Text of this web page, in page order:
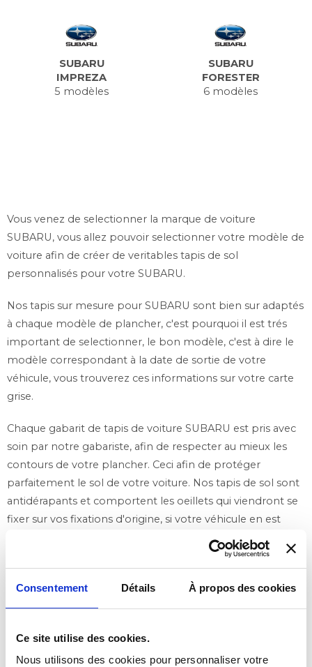
Consentement Détails À propos des cookies
Ce site utilise des cookies.
Nous utilisons des cookies pour personnaliser votre
SUBARU
IMPREZA
5 modèles
SUBARU
FORESTER
6 modèles
Vous venez de selectionner la marque de voiture
SUBARU, vous allez pouvoir selectionner votre modèle de
voiture afin de créer de veritables tapis de sol
personnalisés pour votre SUBARU.
Nos tapis sur mesure pour SUBARU sont bien sur adaptés
à chaque modèle de plancher, c'est pourquoi il est trés
important de selectionner, le bon modèle, c'est à dire le
modèle correspondant à la date de sortie de votre
véhicule, vous trouverez ces informations sur votre carte
grise.
Chaque gabarit de tapis de voiture SUBARU est pris avec
soin par notre gabariste, afin de respecter au mieux les
contours de votre plancher. Ceci afin de protéger
parfaitement le sol de votre voiture. Nos tapis de sol sont
antidérapants et comportent les oeillets qui viendront se
fixer sur vos fixations d'origine, si votre véhicule en est
pourvu. Si vous n'avez pas de fixations sur le plancher de
votre #MARQUE# et que vous souhaitez un modèle de
solution.
pour votre SUBARU, nous sommes à votre disposition au
0366194480 toute l'équipe est disponible pour vous aider